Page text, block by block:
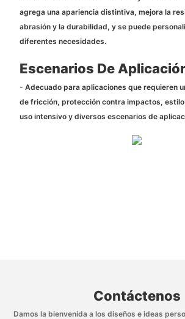
agrega una apariencia distintiva, mejora la
abrasión y la durabilidad, y se puede
diferentes necesidades.
Escenarios De
- Adecuado para aplicaciones que requieren
de fricción, protección contra impactos,
uso intensivo y diversos escenarios de
Contáctenos
Damos la bienvenida a los diseños e ideas